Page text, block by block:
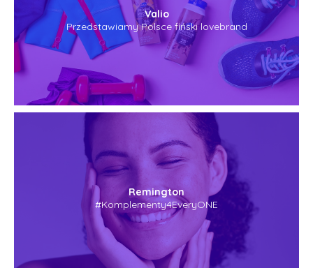
Remington
#Komplementy4EveryONE
Valio
Przedstawiamy Polsce fiński lovebrand